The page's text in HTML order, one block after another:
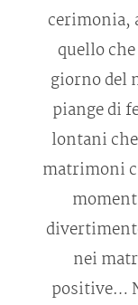
cerimonia,
quello
giorno del
piange di
lontani
matrimoni
nei
positive…